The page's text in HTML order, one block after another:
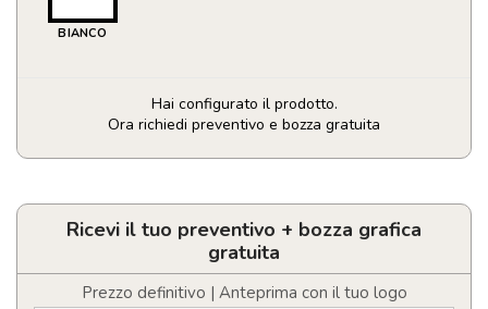
BIANCO
Hai configurato il prodotto.
Ora richiedi preventivo e bozza gratuita
Asciugamano
sublimazione
quantitàRicevi il tuo preventivo + bozza grafica
gratuita
Prezzo definitivo | Anteprima con il tuo logo